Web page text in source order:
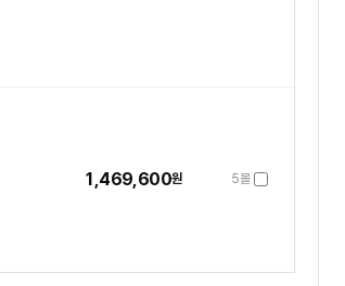
5몰
1,469,600원